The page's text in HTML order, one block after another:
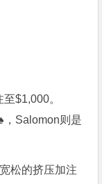
$1,000。
，Salomon则是
松的挤压加注